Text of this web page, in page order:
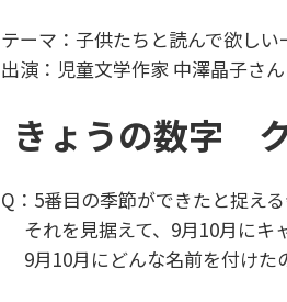
テーマ：子供たちと読んで欲し
出演：児童文学作家 中澤晶子さん
きょうの数字
Q：5番目の季節ができたと捉え
それを見据えて、9月10月にキ
9月10月にどんな名前を付けた